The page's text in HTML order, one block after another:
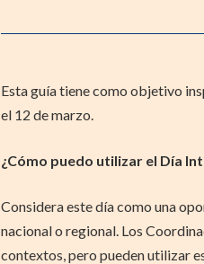
Esta guía tiene como objetivo
el 12 de marzo.
¿Cómo puedo utilizar el Día
Considera este día como una
nacional o regional. Los
contextos, pero pueden utilizar